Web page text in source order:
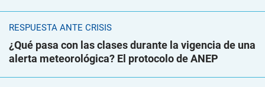
RESPUESTA ANTE CRISIS
¿Qué pasa con las clases durante la vigencia de una
alerta meteorológica? El protocolo de ANEP